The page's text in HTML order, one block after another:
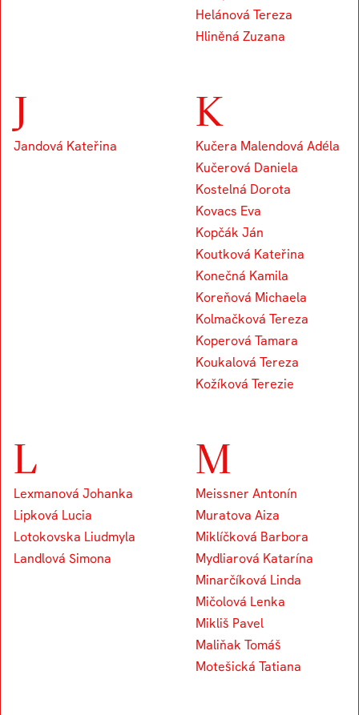
Helánová Tereza
Hliněná Zuzana
J
Jandová Kateřina
K
Kučera Malendová Adéla
Kučerová Daniela
Kostelná Dorota
Kovacs Eva
Kopčák Ján
Koutková Kateřina
Konečná Kamila
Koreňová Michaela
Kolmačková Tereza
Koperová Tamara
Koukalová Tereza
Kožíková Terezie
L
Lexmanová Johanka
Lipková Lucia
Lotokovska Liudmyla
Landlová Simona
M
Meissner Antonín
Muratova Aiza
Miklíčková Barbora
Mydliarová Katarína
Minarčíková Linda
Mičolová Lenka
Mikliš Pavel
Maliňak Tomáš
Motešická Tatiana